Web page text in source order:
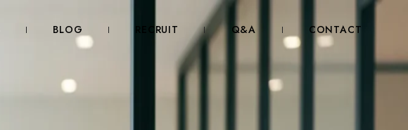
BLOG RECRUIT Q&A CONTACT